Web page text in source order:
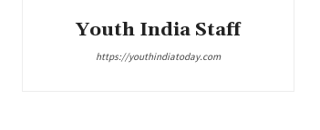
Youth India Staff
https://youthindiatoday.com